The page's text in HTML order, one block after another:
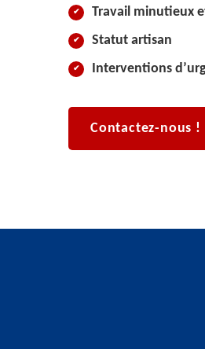
Travail minutieux
Statut artisan
Interventions
Contactez-nous !